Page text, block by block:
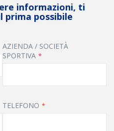
informazioni, ti
prima possibile
AZIENDA / SOCIETÀ
SPORTIVA
TELEFONO